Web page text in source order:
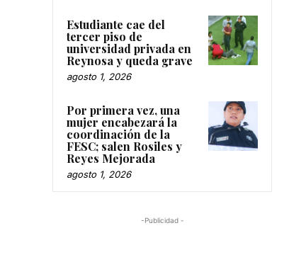
Estudiante cae del
tercer piso de
universidad privada en
Reynosa y queda grave
agosto 1, 2026
Por primera vez, una
mujer encabezará la
coordinación de la
FESC; salen Rosiles y
Reyes Mejorada
agosto 1, 2026
-Publicidad -